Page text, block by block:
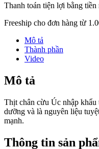
Thanh toán tiện lợi bằng tiền
Freeship cho đơn hàng từ
Mô tả
Thành phần
Video
Mô tả
Thịt chân cừu Úc nhập
dưỡng và là nguyên liệu
mạnh.
Thông tin sản